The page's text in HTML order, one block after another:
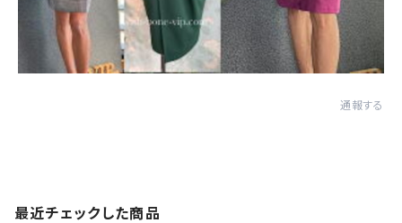
通報する
最近チェックした商品